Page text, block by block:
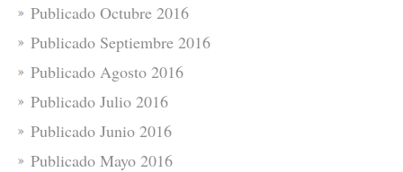
Publicado Octubre 2016
Publicado Septiembre 2016
Publicado Agosto 2016
Publicado Julio 2016
Publicado Junio 2016
Publicado Mayo 2016